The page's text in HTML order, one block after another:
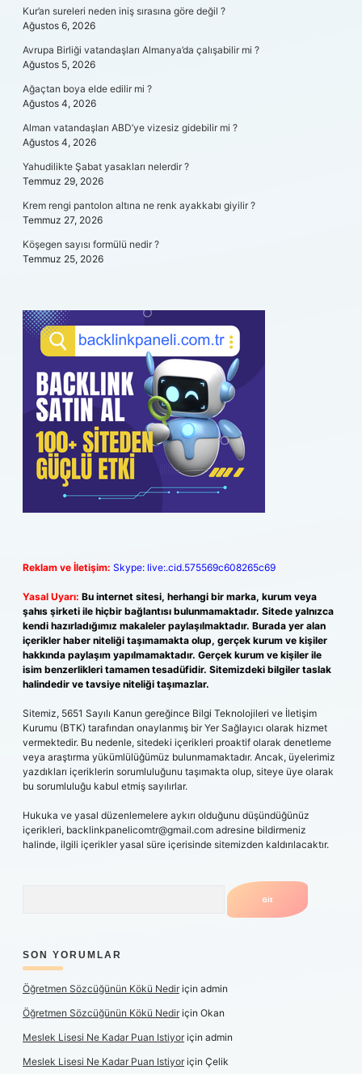
Kur’an sureleri neden iniş sırasına göre değil ?
Ağustos 6, 2026
Avrupa Birliği vatandaşları Almanya’da çalışabilir mi ?
Ağustos 5, 2026
Ağaçtan boya elde edilir mi ?
Ağustos 4, 2026
Alman vatandaşları ABD’ye vizesiz gidebilir mi ?
Ağustos 4, 2026
Yahudilikte Şabat yasakları nelerdir ?
Temmuz 29, 2026
Krem rengi pantolon altına ne renk ayakkabı giyilir ?
Temmuz 27, 2026
Köşegen sayısı formülü nedir ?
Temmuz 25, 2026
Reklam ve İletişim: Skype: live:.cid.575569c608265c69
Yasal Uyarı: Bu internet sitesi, herhangi bir marka, kurum veya
şahıs şirketi ile hiçbir bağlantısı bulunmamaktadır. Sitede yalnızca
kendi hazırladığımız makaleler paylaşılmaktadır. Burada yer alan
içerikler haber niteliği taşımamakta olup, gerçek kurum ve kişiler
hakkında paylaşım yapılmamaktadır. Gerçek kurum ve kişiler ile
isim benzerlikleri tamamen tesadüfidir. Sitemizdeki bilgiler taslak
halindedir ve tavsiye niteliği taşımazlar.
Sitemiz, 5651 Sayılı Kanun gereğince Bilgi Teknolojileri ve İletişim
Kurumu (BTK) tarafından onaylanmış bir Yer Sağlayıcı olarak hizmet
vermektedir. Bu nedenle, sitedeki içerikleri proaktif olarak denetleme
veya araştırma yükümlülüğümüz bulunmamaktadır. Ancak, üyelerimiz
yazdıkları içeriklerin sorumluluğunu taşımakta olup, siteye üye olarak
bu sorumluluğu kabul etmiş sayılırlar.
Hukuka ve yasal düzenlemelere aykırı olduğunu düşündüğünüz
içerikleri, backlinkpanelicomtr@gmail.com adresine bildirmeniz
halinde, ilgili içerikler yasal süre içerisinde sitemizden kaldırılacaktır.
SON YORUMLAR
Öğretmen Sözcüğünün Kökü Nediriçin admin
Öğretmen Sözcüğünün Kökü Nediriçin Okan
Meslek Lisesi Ne Kadar Puan Istiyoriçin admin
Meslek Lisesi Ne Kadar Puan Istiyoriçin Çelik